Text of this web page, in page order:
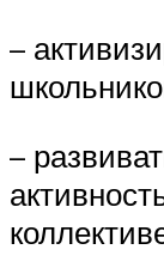
–
–